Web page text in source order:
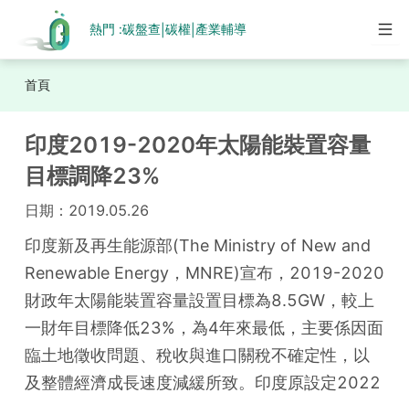
熱門 :碳盤查 碳權| 產業輔導
首頁
印度2019-2020年太陽能裝置容量
目標調降23%
日期： 2019.05.26
印度新及再生能源部(The Ministry of New and
Renewable Energy，MNRE)宣布，2019-2020
財政年太陽能裝置容量設置目標為8.5GW，較上
一財年目標降低23%，為4年來最低，主要係因面
臨土地徵收問題、稅收與進口關稅不確定性，以
及整體經濟成長速度減緩所致。印度原設定2022